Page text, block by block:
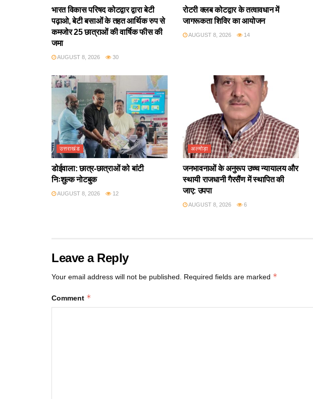
भारत विकास परिषद कोटद्वार द्वारा बेटी
पढ़ाओ, बेटी बसाओं के तहत आर्थिक रुप से
कमजोर 25 छात्राओं की वार्षिक फीस की
जमा
AUGUST 8, 2026 30
रोटरी क्लब कोटद्वार के तत्वावधान में
जागरूकता शिविर का आयोजन
AUGUST 8, 2026 14
उत्तराखंड
डोईवाला: छात्र-छात्राओं को बांटी
निःशुल्क नोटबुक
AUGUST 8, 2026 12
अल्मोड़ा
जनभावनाओं के अनुरूप उच्च न्यायालय और
स्थायी राजधानी गैरसैंण में स्थापित की
जाए: उपपा
AUGUST 8, 2026 6
Leave a Reply
Your email address will not be published. Required fields are marked *
Comment *